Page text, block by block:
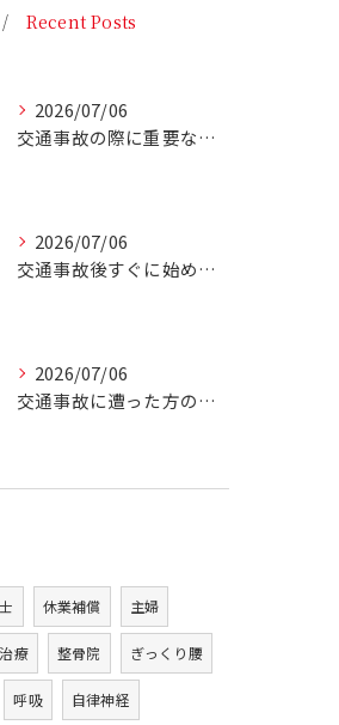
Recent Posts
2026/07/06
交通事故の際に重要な事故治療北海道北広島市での最適な通院先の選び方
2026/07/06
交通事故後すぐに始める事故治療北海道北広島市での正しい行動とは
2026/07/06
交通事故に遭った方のための北海道北広島市での事故治療と安心サポートガイド
休業補償 主婦
療 整骨院 ぎっくり腰
呼吸 自律神経